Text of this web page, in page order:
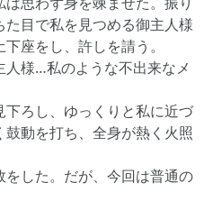
目で私を見つめる御主人様
座をし、許しを請う。
人様…私のような不出来なメ
ろし、ゆっくりと私に近づ
動を打ち、全身が熱く火照
をした。だが、今回は普通の